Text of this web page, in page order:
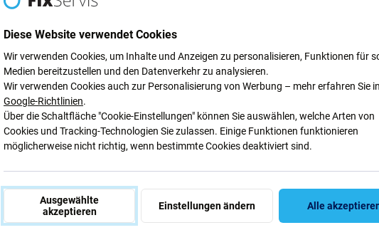
In den Warenkorb In den Warenkorb
Beschreibung und Spezifikation
W, USB 18 W, weiß
Diese Website verwendet Cookies
Wir verwenden Cookies, um Inhalte und Anzeigen zu personalisieren, Funktionen für
Medien bereitzustellen und den Datenverkehr zu analysieren.
Wir verwenden Cookies auch zur Personalisierung von Werbung – mehr erfahren Sie
Google-Richtlinien.
Über die Schaltfläche "Cookie-Einstellungen" können Sie auswählen, welche Arten von
Cookies und Tracking-Technologien Sie zulassen. Einige Funktionen funktionieren
möglicherweise nicht richtig, wenn bestimmte Cookies deaktiviert sind.
Ausgewählte
akzeptieren
Einstellungen ändern Alle